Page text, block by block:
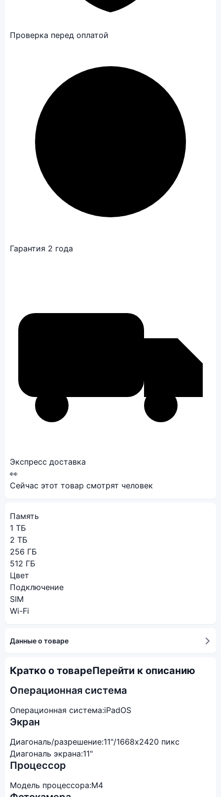
Проверка перед оплатой
Гарантия 2 года
Экспресс доставка
👀
Сейчас этот товар смотрят человек
Память
1 ТБ
2 ТБ
256 ГБ
512 ГБ
Цвет
Подключение
SIM
Wi-Fi
Данные о товаре
Кратко о товареПерейти к описанию
Операционная система
Операционная система:iPadOS
Экран
Диагональ/разрешение:11"/1668x2420 пикс
Диагональ экрана:11"
Процессор
Модель процессора:M4